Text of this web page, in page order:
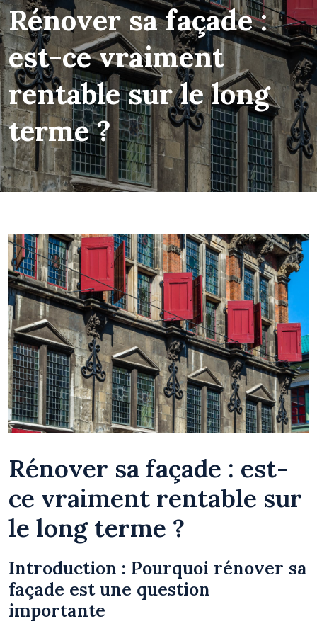
Rénover sa façade :
est-ce vraiment
rentable sur le long
terme ?
Rénover sa façade : est-
ce vraiment rentable sur
le long terme ?
Introduction : Pourquoi rénover sa
façade est une question
importante